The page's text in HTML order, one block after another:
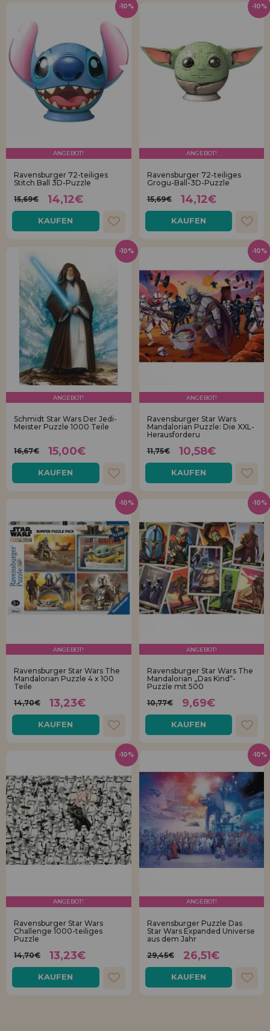
ANGEBOT!
Ravensburger 72-teiliges
Stitch Ball 3D-Puzzle
15,69€
14,12€
KAUFEN
-10%
ANGEBOT!
Ravensburger 72-teiliges
Grogu-Ball-3D-Puzzle
15,69€
14,12€
KAUFEN
-10%
ANGEBOT!
Schmidt Star Wars Der Jedi-
Meister Puzzle 1000 Teile
16,67€ 15,00€
KAUFEN
-10%
ANGEBOT!
Ravensburger Star Wars
Mandalorian Puzzle: Die XXL-
Herausforderu
11,75€
10,58€
KAUFEN
-10%
ANGEBOT!
Ravensburger Star Wars The
Mandalorian Puzzle 4 x 100
Teile
14,70€
13,23€
KAUFEN
-10%
ANGEBOT!
Ravensburger Star Wars The
Mandalorian „Das Kind“-
Puzzle mit 500
10,77€
9,69€
KAUFEN
-10%
ANGEBOT!
Ravensburger Star Wars
Challenge 1000-teiliges
Puzzle
14,70€
13,23€
KAUFEN
-10%
ANGEBOT!
Ravensburger Puzzle Das
Star Wars Expanded Universe
aus dem Jahr
29,45€
26,51€
KAUFEN
-10%